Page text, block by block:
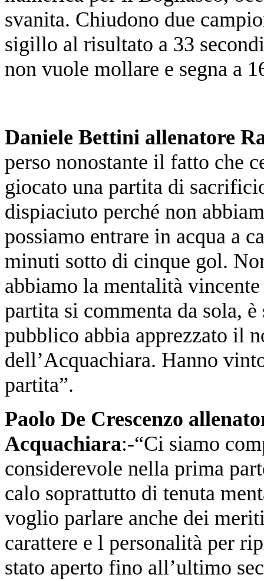
svanita. Chiudono due
sigillo al risultato a 33
non vuole mollare e segna a
Daniele Bettini allenatore
perso nonostante il fatto che
giocato una partita di
dispiaciuto perché non
possiamo entrare in acqua a
minuti sotto di cinque gol.
abbiamo la mentalità
partita si commenta da sola,
pubblico abbia apprezzato il
dell’Acquachiara. Hanno
partita”.
Paolo De Crescenzo
Acquachiara:-“Ci siamo
considerevole nella prima
calo soprattutto di tenuta
voglio parlare anche dei
carattere e l personalità per
stato aperto fino all’ultimo